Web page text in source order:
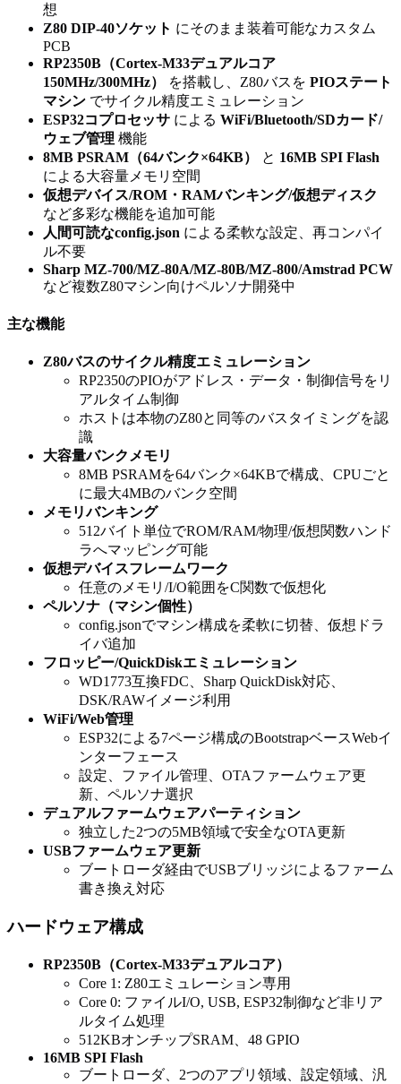
想
Z80 DIP-40ソケット にそのまま装着可能なカスタム
PCB
RP2350B（Cortex-M33デュアルコア
150MHz/300MHz）
を搭載し、Z80バスを PIOステート
マシン でサイクル精度エミュレーション
ESP32コプロセッサ による WiFi/Bluetooth/SDカード/
ウェブ管理 機能
8MB PSRAM（64バンク×64KB）
と 16MB SPI Flash
による大容量メモリ空間
仮想デバイス/ROM・RAMバンキング/仮想ディスク
など多彩な機能を追加可能
人間可読なconfig.json による柔軟な設定、再コンパイ
ル不要
Sharp MZ-700/MZ-80A/MZ-80B/MZ-800/Amstrad PCW
など複数Z80マシン向けペルソナ開発中
主な機能
Z80バスのサイクル精度エミュレーション
RP2350のPIOがアドレス・データ・制御信号をリ
アルタイム制御
ホストは本物のZ80と同等のバスタイミングを認
識
大容量バンクメモリ
8MB PSRAMを64バンク×64KBで構成、CPUごと
に最大4MBのバンク空間
メモリバンキング
512バイト単位でROM/RAM/物理/仮想関数ハンド
ラへマッピング可能
仮想デバイスフレームワーク
任意のメモリ/I/O範囲をC関数で仮想化
ペルソナ（マシン個性）
config.jsonでマシン構成を柔軟に切替、仮想ドラ
イバ追加
フロッピー/QuickDiskエミュレーション
WD1773互換FDC、Sharp QuickDisk対応、
DSK/RAWイメージ利用
WiFi/Web管理
ESP32による7ページ構成のBootstrapベースWebイ
ンターフェース
設定、ファイル管理、OTAファームウェア更
新、ペルソナ選択
デュアルファームウェアパーティション
独立した2つの5MB領域で安全なOTA更新
USBファームウェア更新
ブートローダ経由でUSBブリッジによるファーム
書き換え対応
ハードウェア構成
RP2350B（Cortex-M33デュアルコア）
Core 1: Z80エミュレーション専用
Core 0: ファイルI/O, USB, ESP32制御など非リア
ルタイム処理
512KBオンチップSRAM、48 GPIO
16MB SPI Flash
ブートローダ、2つのアプリ領域、設定領域、汎